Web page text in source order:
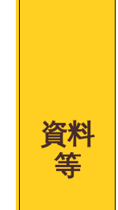
資料
等